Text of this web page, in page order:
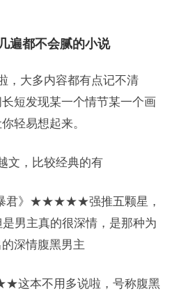
遍都不会腻的小说
，大多内容都有点记不清
短发现某一个情节某一个画
轻易想起来。
文，比较经典的有
君》★★★★★强推五颗星，
男主真的很深情，是那种为
深情腹黑男主
本不用多说啦，号称腹黑